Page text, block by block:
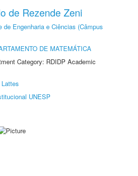
de Rezende Zeni
de Engenharia e Ciências (Câmpus
DE MATEMÁTICA
Category: RDIDP Academic
UNESP